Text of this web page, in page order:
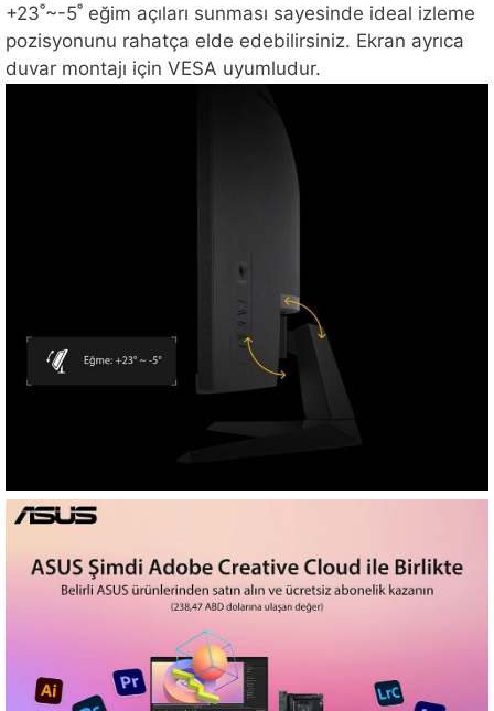
+23˚~-5˚ eğim açıları sunması sayesinde ideal izleme
pozisyonunu rahatça elde edebilirsiniz. Ekran ayrıca
duvar montajı için VESA uyumludur.